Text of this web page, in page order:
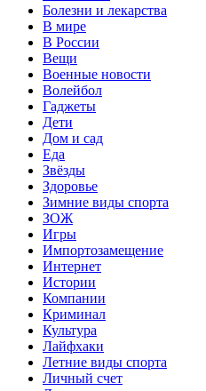
Болезни и лекарства
В мире
В России
Вещи
Военные новости
Волейбол
Гаджеты
Дети
Дом и сад
Еда
Звёзды
Здоровье
Зимние виды спорта
ЗОЖ
Игры
Импортозамещение
Интернет
Истории
Компании
Криминал
Культура
Лайфхаки
Летние виды спорта
Личный счет